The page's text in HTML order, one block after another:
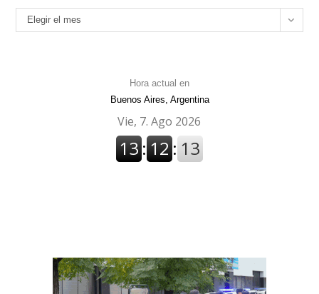
Archivos
Elegir el mes
Hora actual en
Buenos Aires, Argentina